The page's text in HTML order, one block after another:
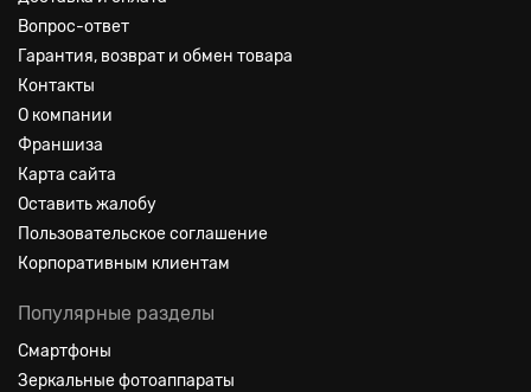
Вопрос-ответ
Гарантия, возврат и обмен товара
Контакты
О компании
Франшиза
Карта сайта
Оставить жалобу
Пользовательское соглашение
Корпоративным клиентам
Популярные разделы
Смартфоны
Зеркальные фотоаппараты